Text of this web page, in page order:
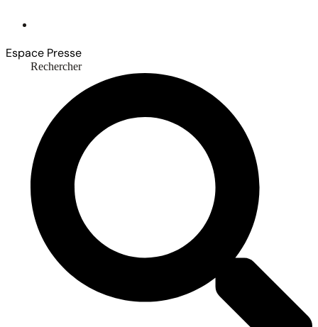
Espace Presse
Rechercher